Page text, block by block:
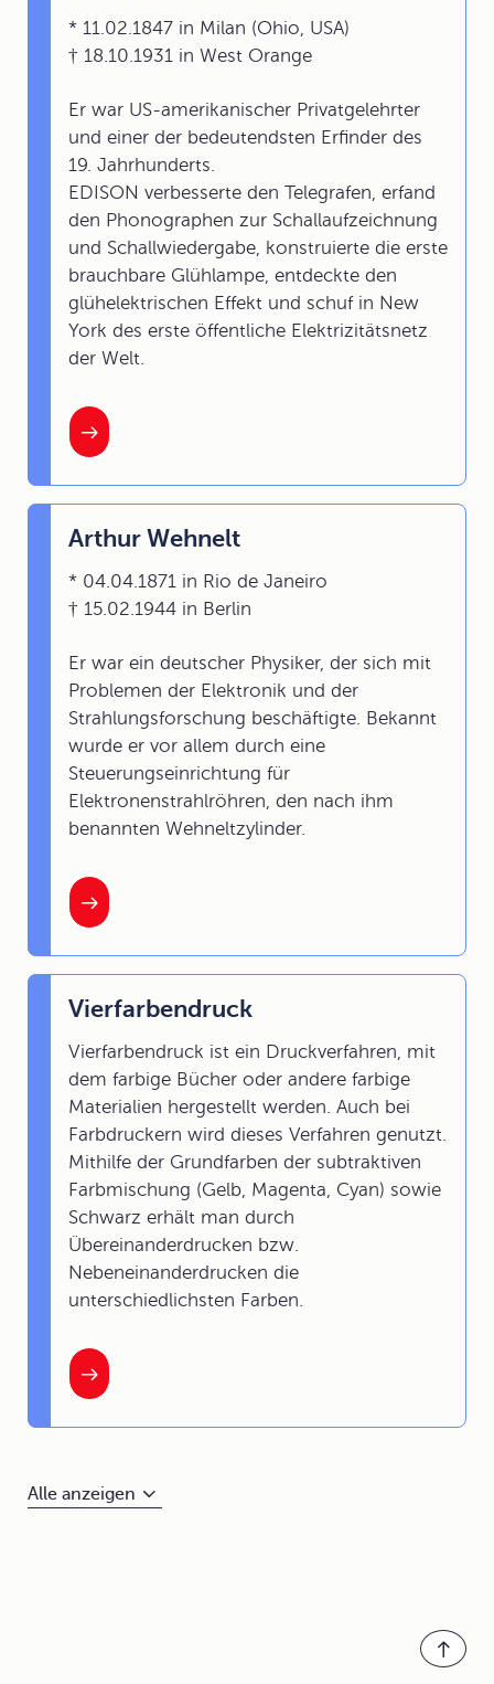
* 11.02.1847 in Milan (Ohio, USA)
† 18.10.1931 in West Orange
Er war US-amerikanischer Privatgelehrter
und einer der bedeutendsten Erfinder des
19. Jahrhunderts.
EDISON verbesserte den Telegrafen, erfand
den Phonographen zur Schallaufzeichnung
und Schallwiedergabe, konstruierte die erste
brauchbare Glühlampe, entdeckte den
glühelektrischen Effekt und schuf in New
York des erste öffentliche Elektrizitätsnetz
der Welt.
Arthur Wehnelt
* 04.04.1871 in Rio de Janeiro
† 15.02.1944 in Berlin
Er war ein deutscher Physiker, der sich mit
Problemen der Elektronik und der
Strahlungsforschung beschäftigte. Bekannt
wurde er vor allem durch eine
Steuerungseinrichtung für
Elektronenstrahlröhren, den nach ihm
benannten Wehneltzylinder.
Vierfarbendruck
Vierfarbendruck ist ein Druckverfahren, mit
dem farbige Bücher oder andere farbige
Materialien hergestellt werden. Auch bei
Farbdruckern wird dieses Verfahren genutzt.
Mithilfe der Grundfarben der subtraktiven
Farbmischung (Gelb, Magenta, Cyan) sowie
Schwarz erhält man durch
Übereinanderdrucken bzw.
Nebeneinanderdrucken die
unterschiedlichsten Farben.
Alle anzeigen